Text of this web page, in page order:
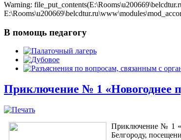
Warning:
В помощь педагогу
Приключение № 1 «Новогоднее
Приключение № 1
Белгороду,